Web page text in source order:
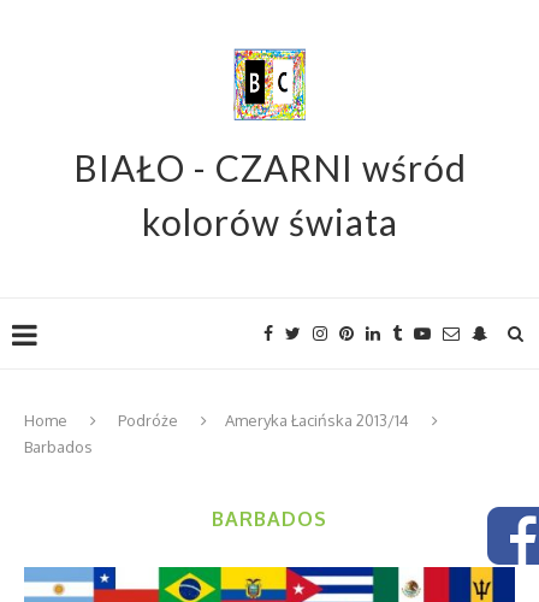
BIAŁO - CZARNI wśród
kolorów świata
Home Podróże
Ameryka Łacińska 2013/14
Barbados
BARBADOS